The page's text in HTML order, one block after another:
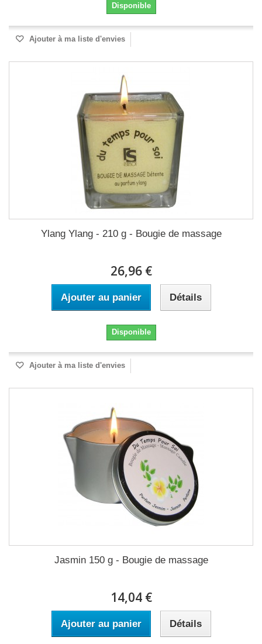
Disponible
Ajouter à ma liste d'envies
Ylang Ylang - 210 g - Bougie de massage
26,96 €
Ajouter au panier Détails
Disponible
Ajouter à ma liste d'envies
Jasmin 150 g - Bougie de massage
14,04 €
Ajouter au panier Détails